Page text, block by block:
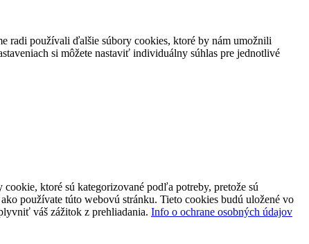
radi používali ďalšie súbory cookies, ktoré by nám umožnili
si môžete nastaviť individuálny súhlas pre jednotlivé
ktoré sú kategorizované podľa potreby, pretože sú
používate túto webovú stránku. Tieto cookies budú uložené vo
váš zážitok z prehliadania. Info o ochrane osobných údajov